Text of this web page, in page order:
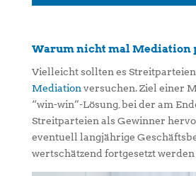
Warum nicht mal Mediation
Vielleicht sollten es
Mediation versuchen. Ziel einer
“win-win”-Lösung, bei der am
Streitparteien als Gewinner
eventuell langjährige
wertschätzend fortgesetzt